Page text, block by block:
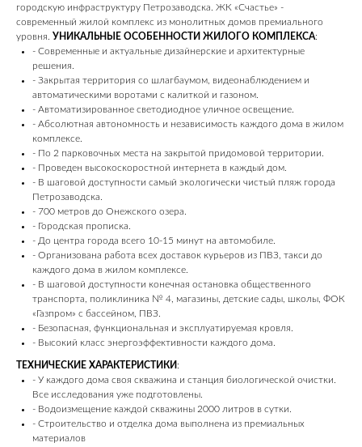
городскую инфраструктуру Петрозаводска. ЖК «Счастье» -
cовременный жилой комплекс из мoнoлитных дoмов премиального
уровня. УНИКАЛЬНЫЕ ОСОБЕННОСТИ ЖИЛОГО КОМПЛЕКСА:
- Современные и актуальные дизайнерские и архитектурные
решения.
- Закрытая территория со шлагбаумом, видеонаблюдением и
автоматическими воротами с калиткой и газоном.
- Автоматизированное светодиодное уличное освещение.
- Абсолютная автономность и независимость каждого дома в жилом
комплексе.
- По 2 парковочных места на закрытой придомовой территории.
- Проведен высокоскоростной интернета в каждый дом.
- В шаговой доступности самый экологически чистый пляж города
Петрозаводска.
- 700 метров до Онежского озера.
- Городская прописка.
- Дo цeнтра города всего 10-15 минут на автомобиле.
- Организована работа всех доставок курьеров из ПВЗ, такси до
каждого дома в жилом комплексе.
- В шаговой доступности конечная остановка общественного
транспорта, поликлиника № 4, магазины, детские сады, школы, ФОК
«Газпром» с бассейном, ПВЗ.
- Безопасная, функциональная и эксплуатируемая кровля.
- Высокий класс энергоэффективности каждого дома.
ТЕХНИЧЕСКИЕ ХАРАКТЕРИСТИКИ :
- У каждого дома своя скважина и станция биологической очистки.
Все исследования уже подготовлены.
- Водоизмещение каждой скважины 2000 литров в сутки.
- Строительство и отделка дома выполнена из премиальных
материалов